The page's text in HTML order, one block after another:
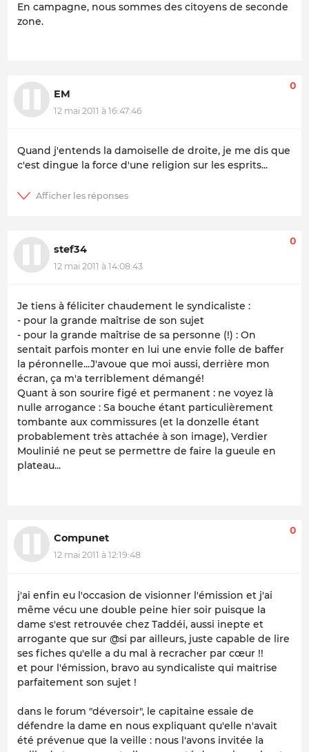
En campagne, nous sommes des citoyens de seconde
zone.
EM
12 mai 2011 à 16:47:46
0
Quand j'entends la damoiselle de droite, je me dis que
c'est dingue la force d'une religion sur les esprits...
stef34
12 mai 2011 à 14:08:43
0
Je tiens à féliciter chaudement le syndicaliste :
- pour la grande maîtrise de son sujet
- pour la grande maîtrise de sa personne (!) : On
sentait parfois monter en lui une envie folle de baffer
la péronnelle...J'avoue que moi aussi, derrière mon
écran, ça m'a terriblement démangé!
Quant à son sourire figé et permanent : ne voyez là
nulle arrogance : Sa bouche étant particulièrement
tombante aux commissures (et la donzelle étant
probablement très attachée à son image), Verdier
Moulinié ne peut se permettre de faire la gueule en
plateau...
Compunet
12 mai 2011 à 12:19:48
0
j'ai enfin eu l'occasion de visionner l'émission et j'ai
même vécu une double peine hier soir puisque la
dame s'est retrouvée chez Taddéi, aussi inepte et
arrogante que sur @si par ailleurs, juste capable de lire
ses fiches qu'elle a du mal à recracher par cœur !!
et pour l'émission, bravo au syndicaliste qui maitrise
parfaitement son sujet !
dans le forum "déversoir", le capitaine essaie de
défendre la dame en nous expliquant qu'elle n'avait
été prévenue que la veille : nous l'avons invitée la